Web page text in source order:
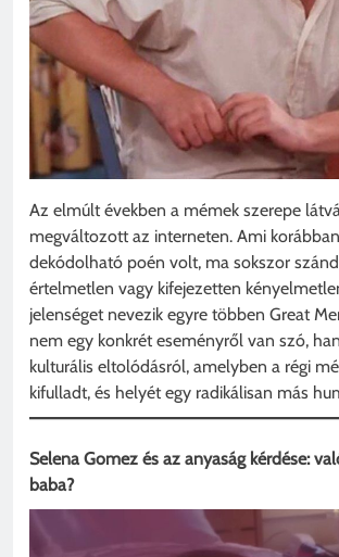
Az elmúlt években a mémek szerepe
megváltozott az interneten. Ami
dekódolható poén volt, ma sokszor
értelmetlen vagy kifejezetten
jelenséget nevezik egyre többen Great
nem egy konkrét eseményről van szó,
kulturális eltolódásról, amelyben a régi
kifulladt, és helyét egy radikálisan más
Selena Gomez és az anyaság kérdése:
baba?